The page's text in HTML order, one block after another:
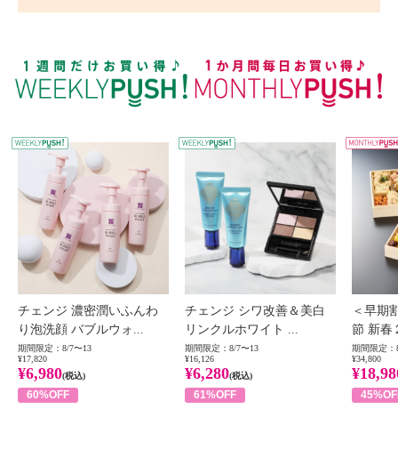
WEEKLY PUSH
チェンジ 濃密潤いふんわ
り泡洗顔 バブルウォ...
期間限定：8/7〜13
¥17,820
¥6,980(税込)
60%OFF
チェンジ シワ改善＆美白
リンクルホワイト ...
期間限定：8/7〜13
¥16,126
¥6,280(税込)
61%OFF
＜早期
節 新春
期間限定：
¥34,800